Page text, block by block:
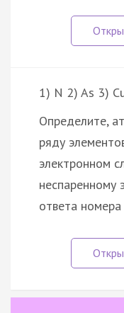
1) N 2) As 3)
Определите,
ряду
электронном
неспаренному
ответа